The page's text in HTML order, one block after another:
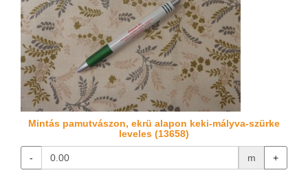
Mintás pamutvászon, ekrü alapon keki-mályva-szürke
leveles (13658)
- m +